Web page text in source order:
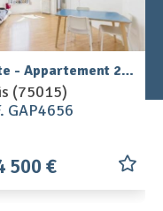
2 Vente - Appartement 2 pièces 37 m
(75015)
GAP4656
500 €